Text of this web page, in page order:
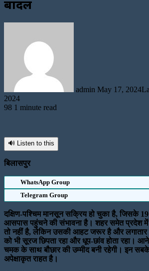
बादल
admin May 17, 2024
2024
98 1 minute read
🔊 Listen to this
बिलासपुर
WhatsApp Group
Telegram Group
दक्षिण-पश्चिम मानसून सक्रिय हो चुका है, जिसके
आसपास पहुंचने की संभावना है। शहर समेत प्रदेश में
तो नहीं है, लेकिन उसकी आहट जरूर है और लगातार
को भी सूरज छिपता रहा और धूप-छांव होता रहा।
चमक के साथ बौछार की उम्मीद बनी रहेगी। इन सबके
अपेक्षाकृत राहत है।